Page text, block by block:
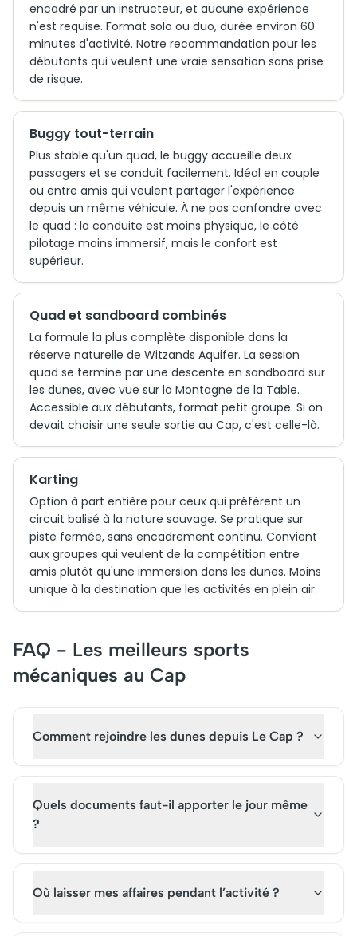
encadré par un instructeur, et aucune expérience
n'est requise. Format solo ou duo, durée environ 60
minutes d'activité. Notre recommandation pour les
débutants qui veulent une vraie sensation sans prise
de risque.
Buggy tout-terrain
Plus stable qu'un quad, le buggy accueille deux
passagers et se conduit facilement. Idéal en couple
ou entre amis qui veulent partager l'expérience
depuis un même véhicule. À ne pas confondre avec
le quad : la conduite est moins physique, le côté
pilotage moins immersif, mais le confort est
supérieur.
Quad et sandboard combinés
La formule la plus complète disponible dans la
réserve naturelle de Witzands Aquifer. La session
quad se termine par une descente en sandboard sur
les dunes, avec vue sur la Montagne de la Table.
Accessible aux débutants, format petit groupe. Si on
devait choisir une seule sortie au Cap, c'est celle-là.
Karting
Option à part entière pour ceux qui préfèrent un
circuit balisé à la nature sauvage. Se pratique sur
piste fermée, sans encadrement continu. Convient
aux groupes qui veulent de la compétition entre
amis plutôt qu'une immersion dans les dunes. Moins
unique à la destination que les activités en plein air.
FAQ - Les meilleurs sports
mécaniques au Cap
Comment rejoindre les dunes depuis Le Cap ?
Quels documents faut-il apporter le jour même
?
Où laisser mes affaires pendant l’activité ?